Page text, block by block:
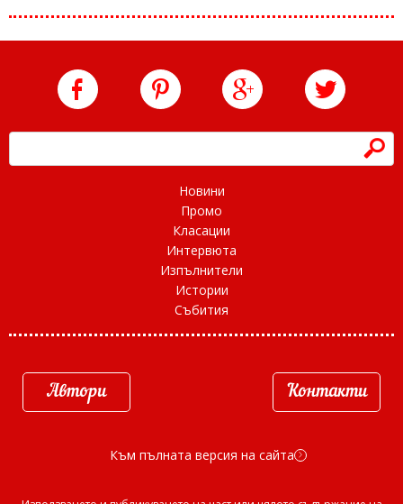
h
Новини
Промо
Класации
Интервюта
Изпълнители
Истории
Събития
Автори Контакти
Към пълната версия на сайта d